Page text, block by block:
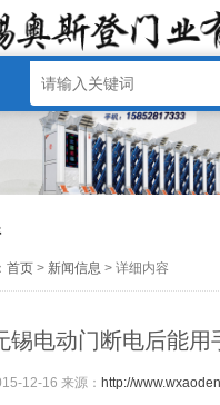
首页 > 新闻信息 > 详细内容
锡电动门断电后能用
12-16 来源：http://